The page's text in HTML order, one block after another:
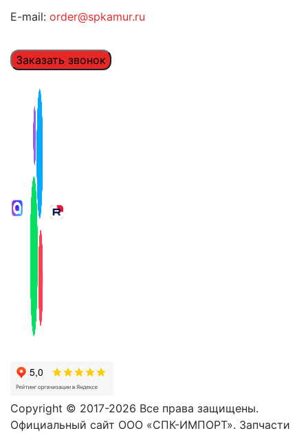
E-mail: order@spkamur.ru
Заказать звонок
Copyright © 2017-2026 Все права защищены.
Официальный сайт ООО «СПК-ИМПОРТ». Запчасти